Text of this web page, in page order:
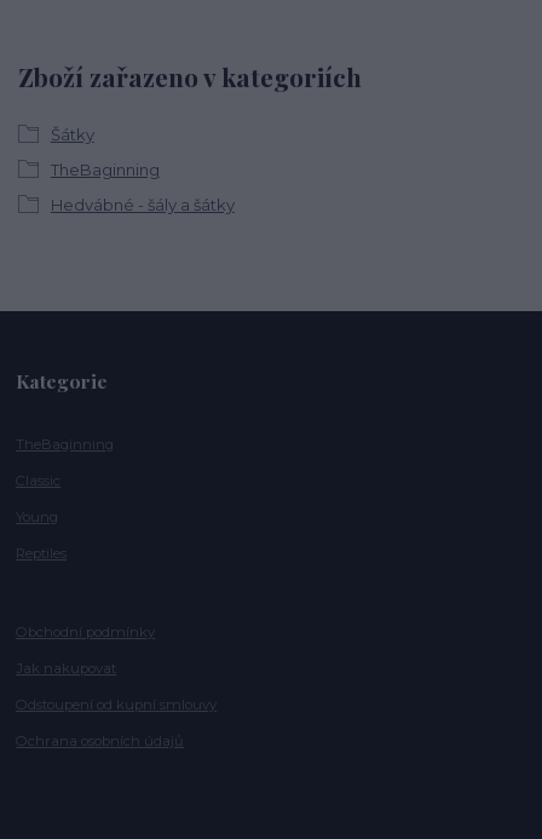
Zboží zařazeno v kategoriích
Šátky
TheBaginning
Hedvábné - šály a šátky
Kategorie
TheBaginning
Classic
Young
Reptiles
Obchodní podmínky
Jak nakupovat
Odstoupení od kupní smlouvy
Ochrana osobních údajů